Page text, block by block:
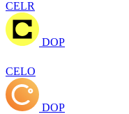
CELR
DOP
CELO
DOP